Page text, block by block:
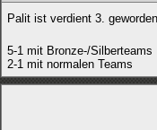
Palit ist verdient 3.
5-1 mit Bronze-/Silberteams
2-1 mit normalen Teams